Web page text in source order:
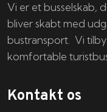
Vi er et busselskab,
bliver skabt med
bustransport. Vi
komfortable
Kontakt os